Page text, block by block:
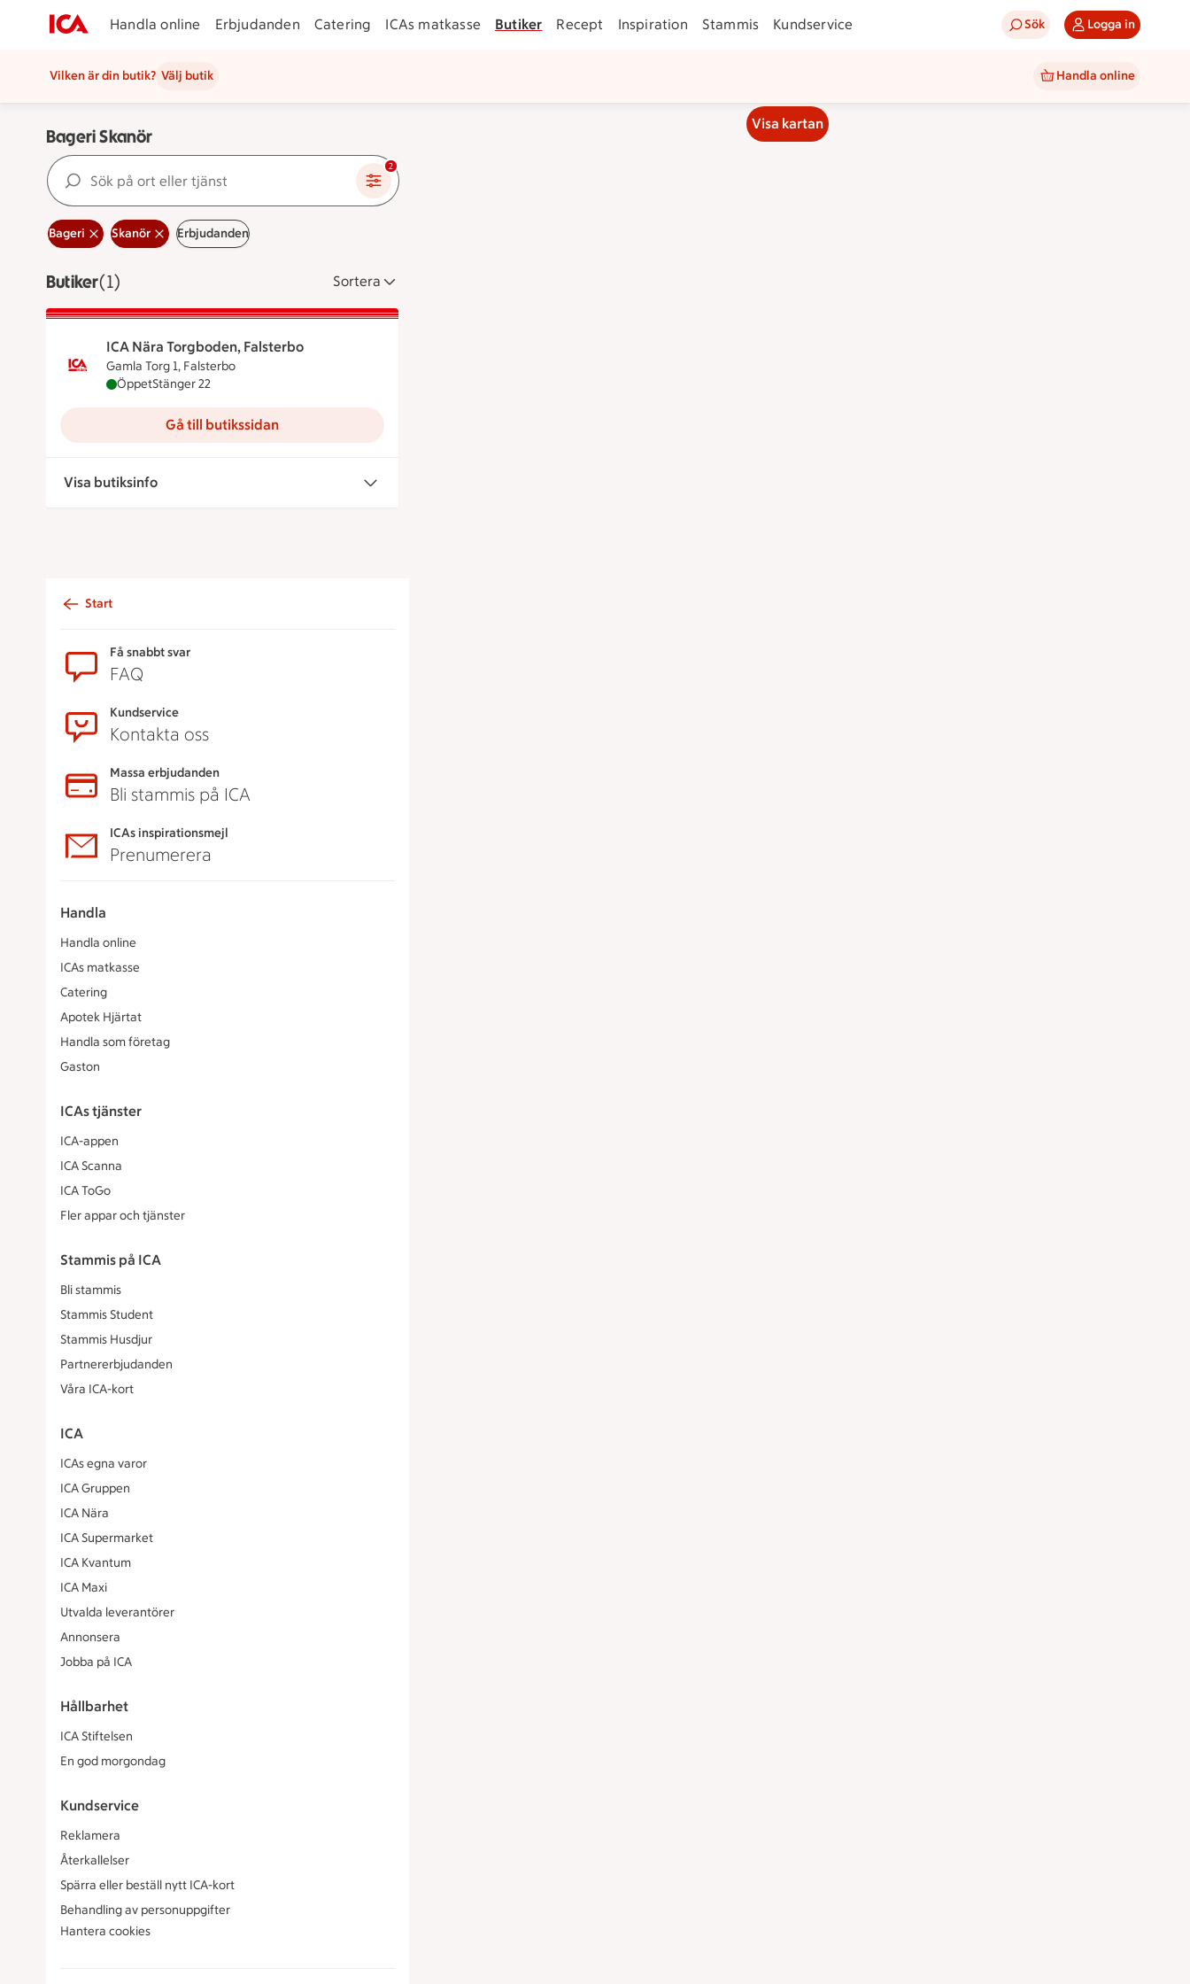
Handla online Erbjudanden Catering ICAs matkasse Butiker Recept Inspiration Stammis Kundservice Sök Logga in
Vilken är din butik? Välj butik Handla online
Bageri Skanör
Sök på ort eller tjänst 2
Bageri Skanör Erbjudanden
ButikerVisar 1 stycken
(1) Sortera
ICA Nära Torgboden, Falsterbo
Gamla Torg 1, Falsterbo
ICA Nära Torgboden, Falsterbo är öppen nu, stänger klockan 22
ÖppetStänger 22
Gå till butikssidan
Visa butiksinfo
Start
Få snabbt svar
FAQ
Kundservice
Kontakta oss
Massa erbjudanden
Bli stammis på ICA
ICAs inspirationsmejl
Prenumerera
Handla
Handla online
ICAs matkasse
Catering
Apotek Hjärtat
Handla som företag
Gaston
ICAs tjänster
ICA-appen
ICA Scanna
ICA ToGo
Fler appar och tjänster
Stammis på ICA
Bli stammis
Stammis Student
Stammis Husdjur
Partnererbjudanden
Våra ICA-kort
ICA
ICAs egna varor
ICA Gruppen
ICA Nära
ICA Supermarket
ICA Kvantum
ICA Maxi
Utvalda leverantörer
Annonsera
Jobba på ICA
Hållbarhet
ICA Stiftelsen
En god morgondag
Kundservice
Reklamera
Återkallelser
Spärra eller beställ nytt ICA-kort
Behandling av personuppgifter
Hantera cookies
Visa kartan